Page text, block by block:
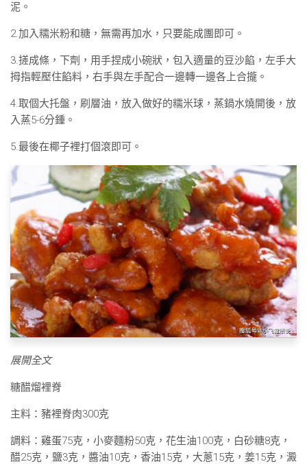
泥。
2.加入糯米粉和糖，無需再加水，只要能成團即可。
3.搓成條，下劑，用手捏成小碗狀，包入適量的豆沙餡，左手大
拇指輕壓住餡料，右手與左手配合一邊轉一邊各上合攏。
4.取個大托盤，刷層油，放入做好的糯米球，蒸鍋水燒開後，放
入蒸5-6分鍾。
5.最後在椰子裡打個滾即可。
展開全文
糖醋熘裡脊
主料：豬裡脊肉300克
調料：雞蛋75克，小麥麵粉50克，花生油100克，白砂糖8克，
醋25克，鹽3克，醬油10克，香油15克，大蔥15克，姜15克，澱